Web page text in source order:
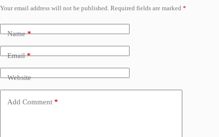
Your email address will not be published. Required fields are marked *
Name*
Email*
Website
Add Comment *